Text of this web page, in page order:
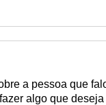
a pessoa que
algo que